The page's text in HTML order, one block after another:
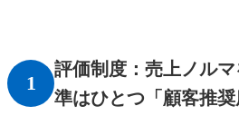
1
評価制度：売上ノル
準はひとつ「顧客推奨